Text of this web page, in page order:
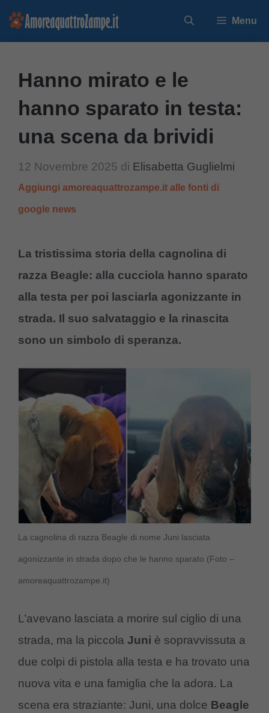
Vai
Menu
Hanno mirato e le
hanno sparato in testa:
una scena da brividi
12 Novembre 2025 di Elisabetta Guglielmi
Aggiungi amoreaquattrozampe.it alle fonti di
google news
La tristissima storia della cagnolina di
razza Beagle: alla cucciola hanno sparato
alla testa per poi lasciarla agonizzante in
strada. Il suo salvataggio e la rinascita
sono un simbolo di speranza.
La cagnolina di razza Beagle di nome Juni lasciata
agonizzante in strada dopo che le hanno sparato (Foto –
amoreaquattrozampe.it)
L’avevano lasciata a morire sul ciglio di una
strada, ma la piccola Juni è sopravvissuta a
due colpi di pistola alla testa e ha trovato una
nuova vita e una famiglia che la adora. La
scena era straziante: Juni, una dolce Beagle